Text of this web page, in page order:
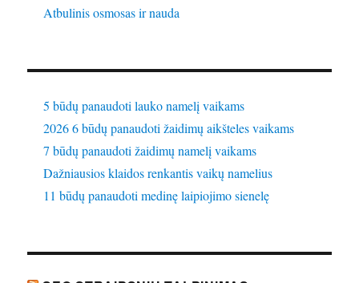
Atbulinis osmosas ir nauda
5 būdų panaudoti lauko namelį vaikams
2026 6 būdų panaudoti žaidimų aikšteles vaikams
7 būdų panaudoti žaidimų namelį vaikams
Dažniausios klaidos renkantis vaikų namelius
11 būdų panaudoti medinę laipiojimo sienelę